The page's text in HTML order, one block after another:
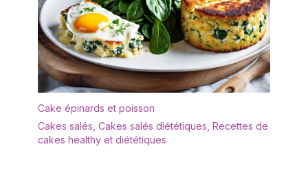
(grandes et petites,
assiettes creuses, bols
et tasses) et plusieurs
pièces. Service combiné,
tous en différentes
couleurs
Cake épinards et poisson
Cakes salés Cakes salés diététiques Recettes de
cakes healthy et diététiques